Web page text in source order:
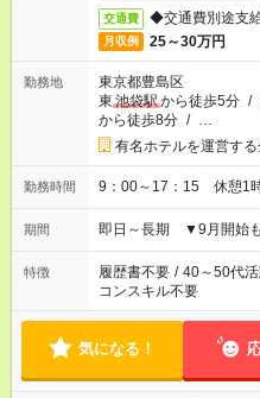
交通費 ◆交通費別途支
月収例 25～30万円
勤務地
東京都豊島区
東 池袋駅から徒歩5分 /
から徒歩8分 / …
有名ホテルを運営す
勤務時間 9：00～17：15 休憩1
期間 即日～長期 ▼9月開始
特徴 履歴書不要 / 40～50代
コンスキル不要
気になる！